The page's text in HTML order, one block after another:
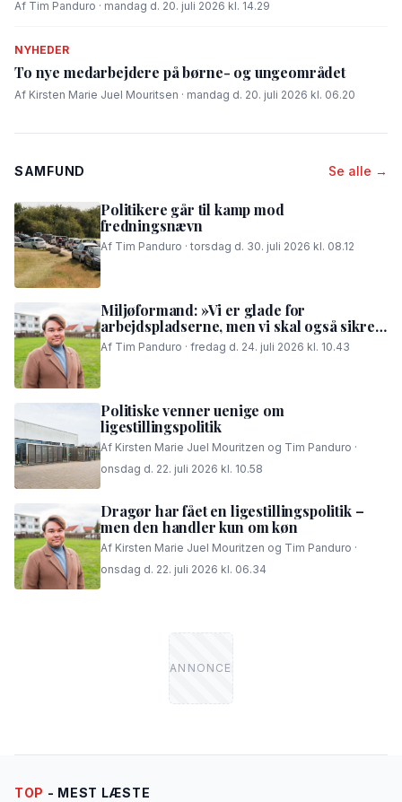
Af Tim Panduro · mandag d. 20. juli 2026 kl. 14.29
NYHEDER
To nye medarbejdere på børne- og ungeområdet
Af Kirsten Marie Juel Mouritsen · mandag d. 20. juli 2026 kl. 06.20
SAMFUND Se alle →
Politikere går til kamp mod
fredningsnævn
Af Tim Panduro · torsdag d. 30. juli 2026 kl. 08.12
Miljøformand: »Vi er glade for
arbejdspladserne, men vi skal også sikre,
at folk i området kan få en god nattesøvn«
Af Tim Panduro · fredag d. 24. juli 2026 kl. 10.43
Politiske venner uenige om
ligestillingspolitik
Af Kirsten Marie Juel Mouritzen og Tim Panduro ·
onsdag d. 22. juli 2026 kl. 10.58
Dragør har fået en ligestillingspolitik –
men den handler kun om køn
Af Kirsten Marie Juel Mouritzen og Tim Panduro ·
onsdag d. 22. juli 2026 kl. 06.34
TOP - MEST LÆSTE